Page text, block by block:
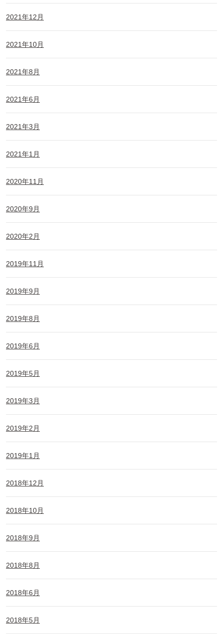
2021年12月
2021年10月
2021年8月
2021年6月
2021年3月
2021年1月
2020年11月
2020年9月
2020年2月
2019年11月
2019年9月
2019年8月
2019年6月
2019年5月
2019年3月
2019年2月
2019年1月
2018年12月
2018年10月
2018年9月
2018年8月
2018年6月
2018年5月